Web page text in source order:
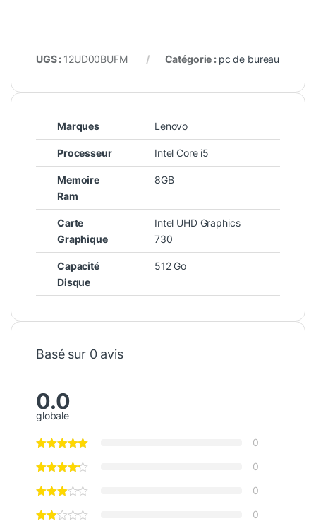
UGS : 12UD00BUFM Catégorie : pc de bureau
Marques Lenovo
Processeur Intel Core i5
Memoire
Ram
8GB
Carte
Graphique
Intel UHD Graphics
730
Capacité
Disque
512 Go
Basé sur 0 avis
0.0
globale
0
0
0
0